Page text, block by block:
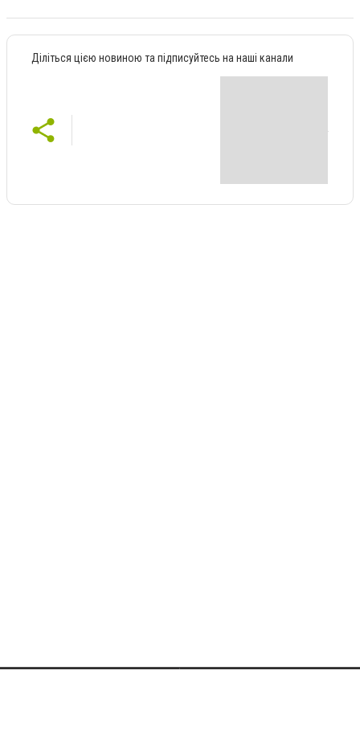
Діліться цією новиною та підписуйтесь на наші канали